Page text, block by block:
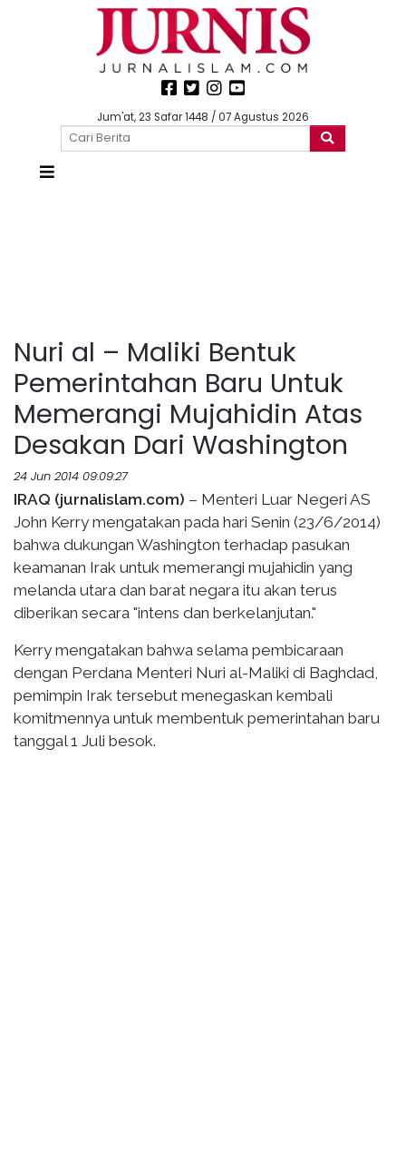
Jum'at, 23 Safar 1448 / 07 Agustus 2026
Nuri al – Maliki Bentuk
Pemerintahan Baru Untuk
Memerangi Mujahidin Atas
Desakan Dari Washington
24 Jun 2014 09:09:27
IRAQ (jurnalislam.com) – Menteri Luar Negeri AS
John Kerry mengatakan pada hari Senin (23/6/2014)
bahwa dukungan Washington terhadap pasukan
keamanan Irak untuk memerangi mujahidin yang
melanda utara dan barat negara itu akan terus
diberikan secara "intens dan berkelanjutan."
Kerry mengatakan bahwa selama pembicaraan
dengan Perdana Menteri Nuri al-Maliki di Baghdad,
pemimpin Irak tersebut menegaskan kembali
komitmennya untuk membentuk pemerintahan baru
tanggal 1 Juli besok.